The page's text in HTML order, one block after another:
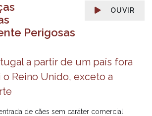
OUVIR
Perigosas
a partir de um país fora
Reino Unido, exceto a
de cães sem caráter comercial